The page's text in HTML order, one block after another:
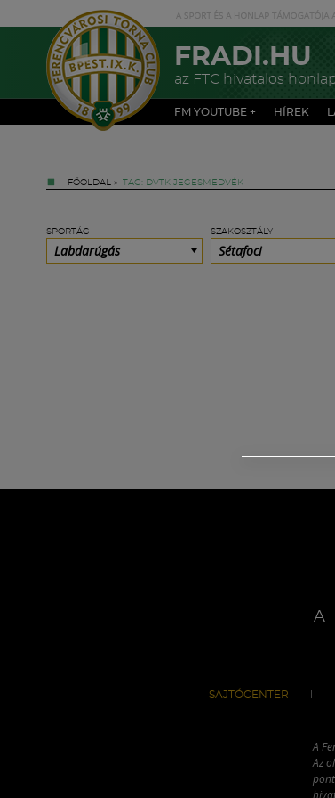
FRADI.HU
az FTC hivatalos
FM YOUTUBE + HÍREK
FŐOLDAL » TAG: DVTK JEGESMEDVÉK
SPORTÁG
Labdarúgás
SZAKOSZTÁLY
Sétafoci
A
SAJTÓCENTER
A
Az